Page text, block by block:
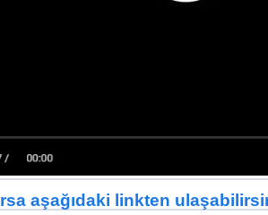
aşağıdaki linkten